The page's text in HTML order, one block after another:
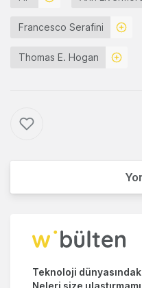
Francesco Serafini
Thomas E. Hogan
Teknoloji